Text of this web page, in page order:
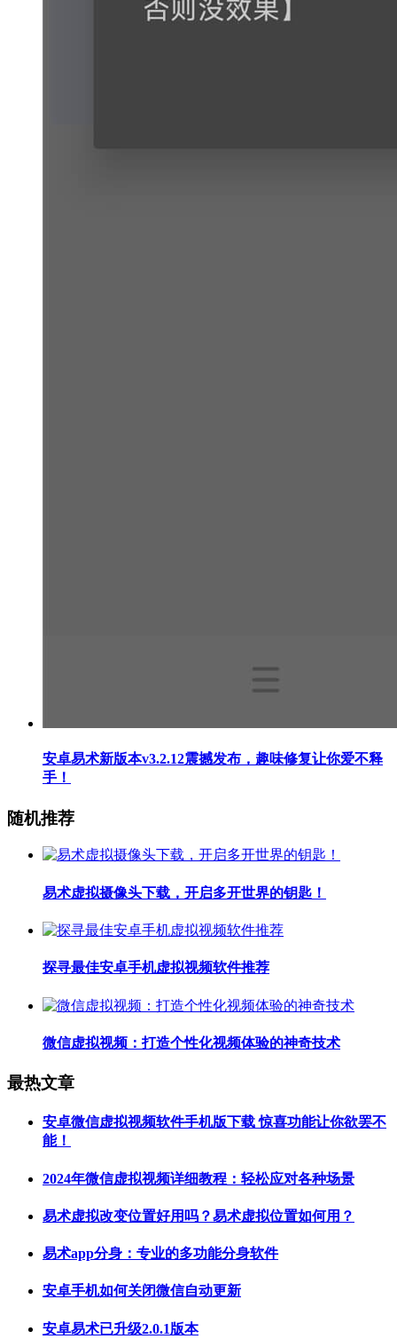
安卓易术新版本v3.2.12震撼发布，趣味修复让你爱不释
手！
随机推荐
易术虚拟摄像头下载，开启多开世界的钥匙！
探寻最佳安卓手机虚拟视频软件推荐
微信虚拟视频：打造个性化视频体验的神奇技术
最热文章
安卓微信虚拟视频软件手机版下载 惊喜功能让你欲罢不
能！
2024年微信虚拟视频详细教程：轻松应对各种场景
易术虚拟改变位置好用吗？易术虚拟位置如何用？
易术app分身：专业的多功能分身软件
安卓手机如何关闭微信自动更新
安卓易术已升级2.0.1版本